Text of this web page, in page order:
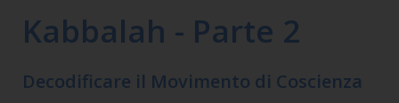
Kabbalah - Parte 2
Decodificare il Movimento di Coscienza